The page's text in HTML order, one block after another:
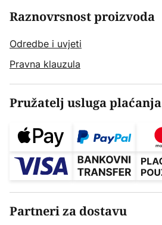
Raznovrsnost proizvoda
Odredbe i uvjeti
Pravna klauzula
Pružatelj usluga plaćanja
Partneri za dostavu